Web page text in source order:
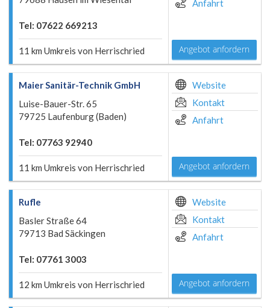
Tel: 07622 669213
11 km Umkreis von Herrischried
Anfahrt
Angebot anfordern
Maier Sanitär-Technik GmbH
Luise-Bauer-Str. 65
79725 Laufenburg (Baden)
Tel: 07763 92940
11 km Umkreis von Herrischried
Website
Kontakt
Anfahrt
Angebot anfordern
Rufle
Basler Straße 64
79713 Bad Säckingen
Tel: 07761 3003
12 km Umkreis von Herrischried
Website
Kontakt
Anfahrt
Angebot anfordern